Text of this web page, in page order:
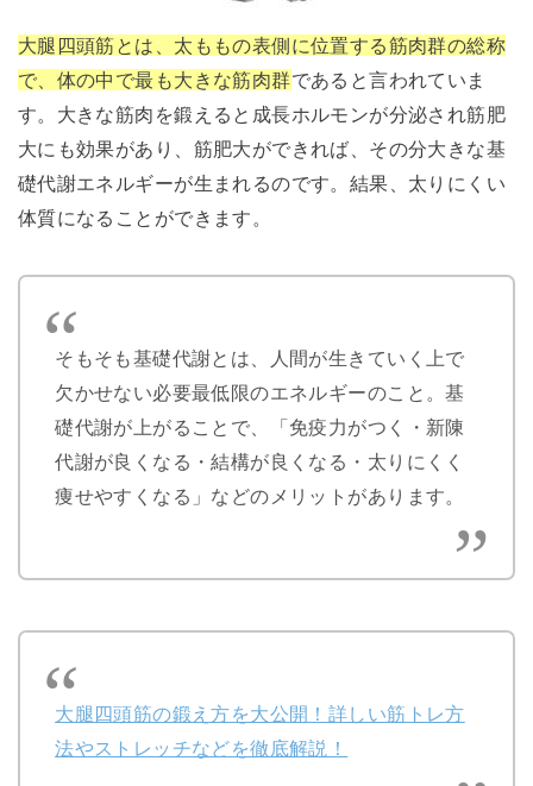
大腿四頭筋とは、太ももの表側に位置する筋肉群の総称
で、体の中で最も大きな筋肉群であると言われていま
す。大きな筋肉を鍛えると成長ホルモンが分泌され筋肥
大にも効果があり、筋肥大ができれば、その分大きな基
礎代謝エネルギーが生まれるのです。結果、太りにくい
体質になることができます。
そもそも基礎代謝とは、人間が生きていく上で
欠かせない必要最低限のエネルギーのこと。基
礎代謝が上がることで、「免疫力がつく・新陳
代謝が良くなる・結構が良くなる・太りにくく
痩せやすくなる」などのメリットがあります。
大腿四頭筋の鍛え方を大公開！詳しい筋トレ方
法やストレッチなどを徹底解説！